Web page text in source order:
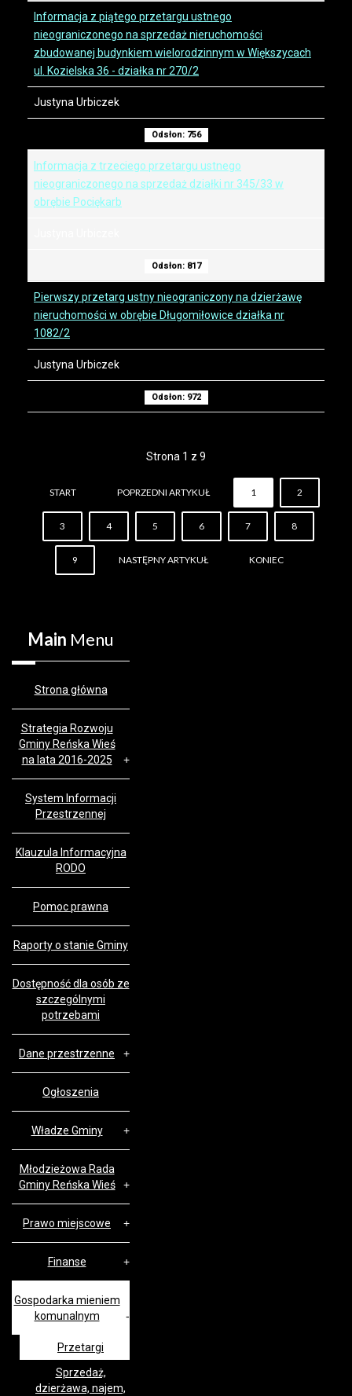
Informacja z piątego przetargu ustnego
nieograniczonego na sprzedaż nieruchomości
zbudowanej budynkiem wielorodzinnym w Większycach
ul. Kozielska 36 - działka nr 270/2
Justyna Urbiczek
Odsłon: 756
Informacja z trzeciego przetargu ustnego
nieograniczonego na sprzedaż działki nr 345/33 w
obrębie Pociękarb
Odsłon: 817
Pierwszy przetarg ustny nieograniczony na dzierżawę
nieruchomości w obrębie Długomiłowice działka nr
1082/2
Justyna Urbiczek
Odsłon: 972
Strona 1 z 9
START POPRZEDNI ARTYKUŁ 1 2
3 4 5 6 7 8
9 NASTĘPNY ARTYKUŁ KONIEC
Main Menu
Strona główna
Strategia Rozwoju
Gminy Reńska Wieś
na lata 2016-2025
System Informacji
Przestrzennej
Klauzula Informacyjna
RODO
Pomoc prawna
Raporty o stanie Gminy
Dostępność dla osób ze
szczególnymi
potrzebami
Dane przestrzenne
Ogłoszenia
Władze Gminy
Młodzieżowa Rada
Gminy Reńska Wieś
Prawo miejscowe
Finanse
Gospodarka mieniem
komunalnym
Przetargi
Sprzedaż,
dzierżawa, najem,